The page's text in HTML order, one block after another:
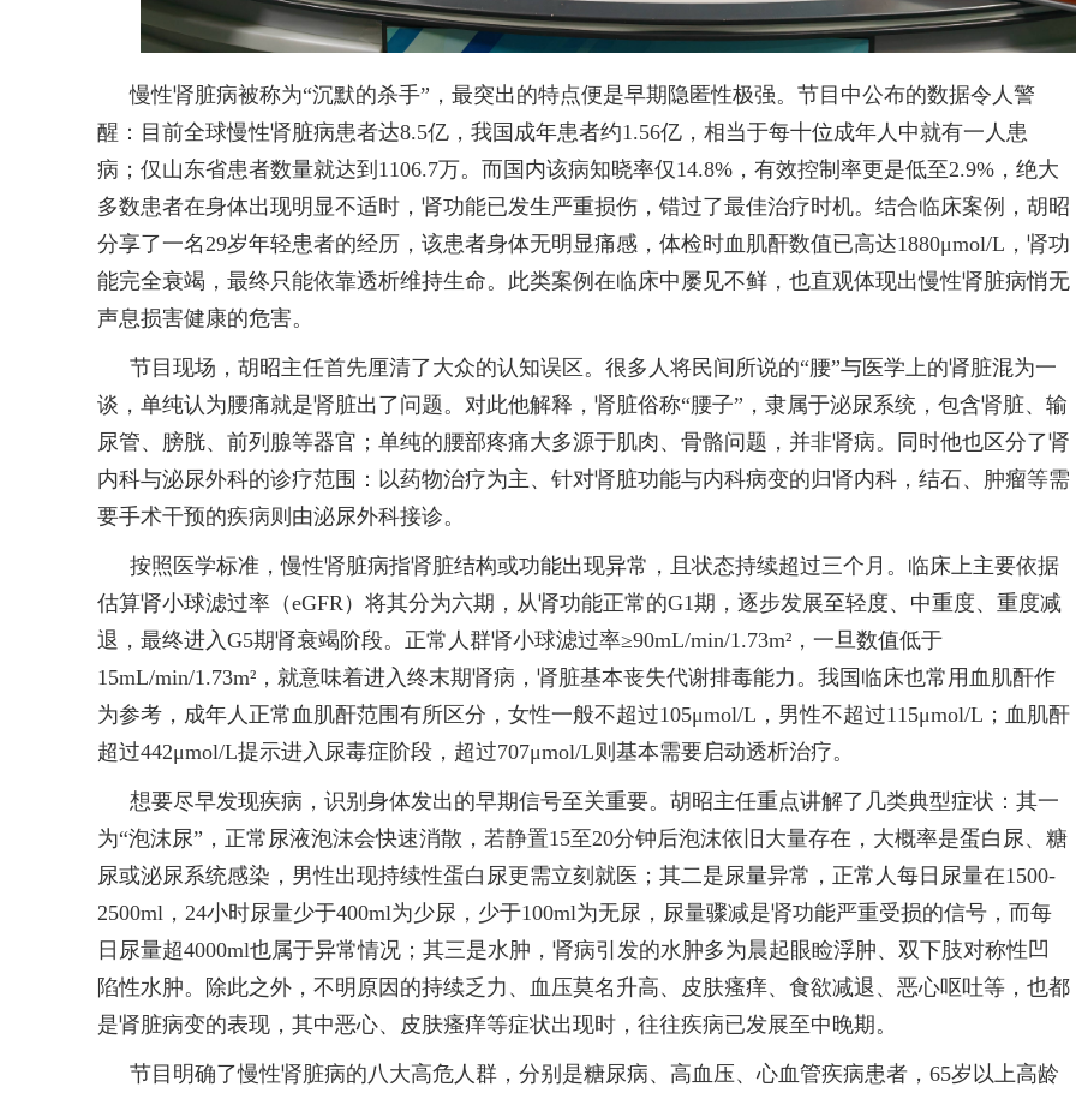
慢性肾脏病被称为“沉默的杀手”，最突出的特点便是早期隐匿性极强。节目中公布的数据令人警
醒：目前全球慢性肾脏病患者达8.5亿，我国成年患者约1.56亿，相当于每十位成年人中就有一人患
病；仅山东省患者数量就达到1106.7万。而国内该病知晓率仅14.8%，有效控制率更是低至2.9%，绝大
多数患者在身体出现明显不适时，肾功能已发生严重损伤，错过了最佳治疗时机。结合临床案例，胡昭
分享了一名29岁年轻患者的经历，该患者身体无明显痛感，体检时血肌酐数值已高达1880μmol/L，肾功
能完全衰竭，最终只能依靠透析维持生命。此类案例在临床中屡见不鲜，也直观体现出慢性肾脏病悄无
声息损害健康的危害。
节目现场，胡昭主任首先厘清了大众的认知误区。很多人将民间所说的“腰”与医学上的肾脏混为一
谈，单纯认为腰痛就是肾脏出了问题。对此他解释，肾脏俗称“腰子”，隶属于泌尿系统，包含肾脏、输
尿管、膀胱、前列腺等器官；单纯的腰部疼痛大多源于肌肉、骨骼问题，并非肾病。同时他也区分了肾
内科与泌尿外科的诊疗范围：以药物治疗为主、针对肾脏功能与内科病变的归肾内科，结石、肿瘤等需
要手术干预的疾病则由泌尿外科接诊。
按照医学标准，慢性肾脏病指肾脏结构或功能出现异常，且状态持续超过三个月。临床上主要依据
估算肾小球滤过率（eGFR）将其分为六期，从肾功能正常的G1期，逐步发展至轻度、中重度、重度减
退，最终进入G5期肾衰竭阶段。正常人群肾小球滤过率≥90mL/min/1.73m²，一旦数值低于
15mL/min/1.73m²，就意味着进入终末期肾病，肾脏基本丧失代谢排毒能力。我国临床也常用血肌酐作
为参考，成年人正常血肌酐范围有所区分，女性一般不超过105μmol/L，男性不超过115μmol/L；血肌酐
超过442μmol/L提示进入尿毒症阶段，超过707μmol/L则基本需要启动透析治疗。
想要尽早发现疾病，识别身体发出的早期信号至关重要。胡昭主任重点讲解了几类典型症状：其一
为“泡沫尿”，正常尿液泡沫会快速消散，若静置15至20分钟后泡沫依旧大量存在，大概率是蛋白尿、糖
尿或泌尿系统感染，男性出现持续性蛋白尿更需立刻就医；其二是尿量异常，正常人每日尿量在1500-
2500ml，24小时尿量少于400ml为少尿，少于100ml为无尿，尿量骤减是肾功能严重受损的信号，而每
日尿量超4000ml也属于异常情况；其三是水肿，肾病引发的水肿多为晨起眼睑浮肿、双下肢对称性凹
陷性水肿。除此之外，不明原因的持续乏力、血压莫名升高、皮肤瘙痒、食欲减退、恶心呕吐等，也都
是肾脏病变的表现，其中恶心、皮肤瘙痒等症状出现时，往往疾病已发展至中晚期。
节目明确了慢性肾脏病的八大高危人群，分别是糖尿病、高血压、心血管疾病患者，65岁以上高龄